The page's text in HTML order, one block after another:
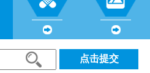
点击提交